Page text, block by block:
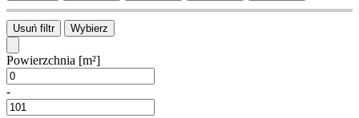
Usuń filtr Wybierz
Powierzchnia [m²]
-